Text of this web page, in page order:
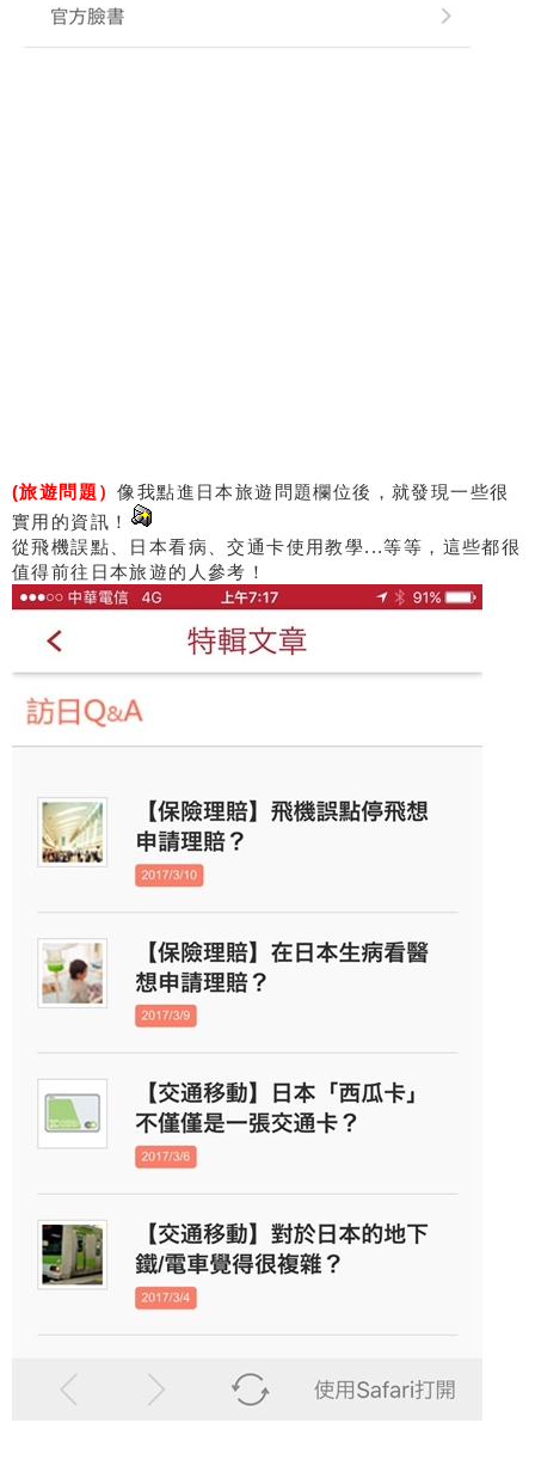
(旅遊問題 ）像我點進日本旅遊問題欄位後，就發現一些很
實用的資訊！
從飛機誤點、日本看病、交通卡使用教學...等等，這些都很
值得前往日本旅遊的人參考！